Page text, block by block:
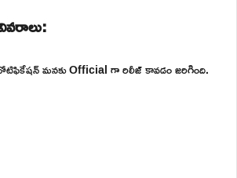
మనకు Official గా రిలీజ్ కావడం జరిగింది.